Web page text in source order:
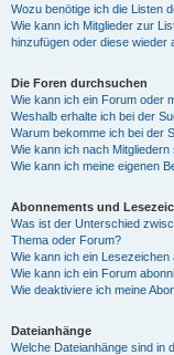
Wozu benötige ich die Listen
Wie kann ich Mitglieder zur
hinzufügen oder diese wieder
Die Foren durchsuchen
Wie kann ich ein Forum oder
Weshalb erhalte ich bei der
Warum bekomme ich bei der
Wie kann ich nach Mitgliedern
Wie kann ich meine eigenen
Abonnements und
Was ist der Unterschied
Thema oder Forum?
Wie kann ich ein
Wie kann ich ein Forum
Wie deaktiviere ich meine
Dateianhänge
Welche Dateianhänge sind in